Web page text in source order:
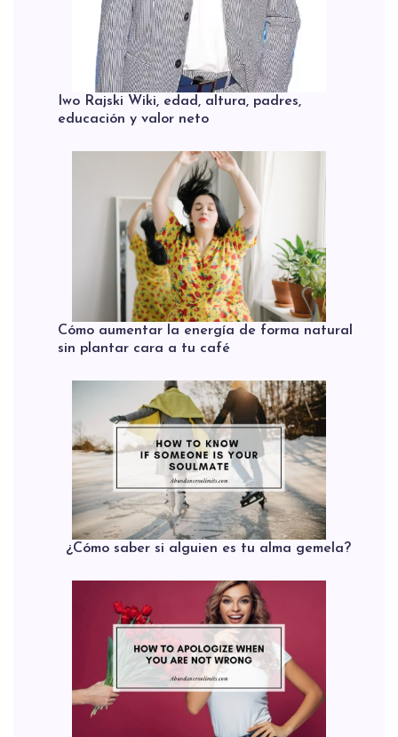
Iwo Rajski Wiki, edad, altura, padres,
educación y valor neto
Cómo aumentar la energía de forma natural
sin plantar cara a tu café
¿Cómo saber si alguien es tu alma gemela?